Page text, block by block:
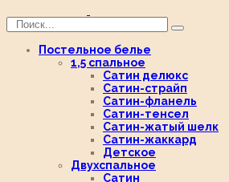
Постельное белье
1,5 спальное
Сатин делюкс
Сатин-страйп
Сатин-фланель
Сатин-тенсел
Сатин-жатый шелк
Сатин-жаккард
Детское
Двухспальное
Сатин